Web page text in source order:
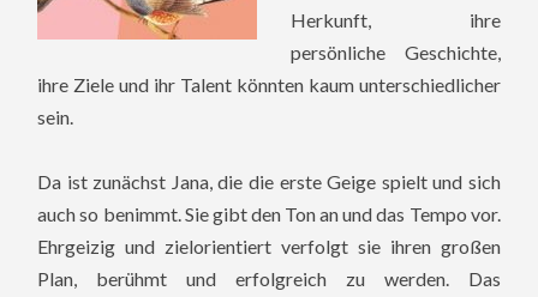
Herkunft, ihre
persönliche Geschichte,
ihre Ziele und ihr Talent könnten kaum unterschiedlicher
sein.
Da ist zunächst Jana, die die erste Geige spielt und sich
auch so benimmt. Sie gibt den Ton an und das Tempo vor.
Ehrgeizig und zielorientiert verfolgt sie ihren großen
Plan, berühmt und erfolgreich zu werden. Das